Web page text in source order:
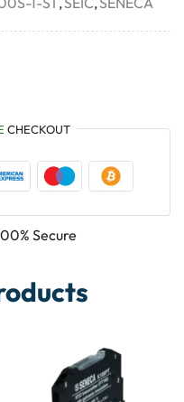
CHECKOUT
Secure